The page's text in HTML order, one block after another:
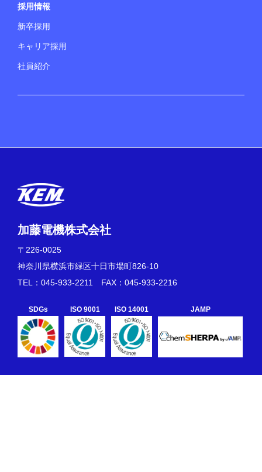
採用情報
新卒採用
キャリア採用
社員紹介
加藤電機株式会社
〒226-0025
神奈川県横浜市緑区十日市場町826-10
TEL：045-933-2211 FAX：045-933-2216
SDGs ISO 9001 ISO 14001 JAMP